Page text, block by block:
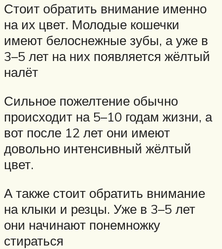
Стоит обратить внимание именно
на их цвет. Молодые кошечки
имеют белоснежные зубы, а уже в
3–5 лет на них появляется жёлтый
налёт
Сильное пожелтение обычно
происходит на 5–10 годам жизни, а
вот после 12 лет они имеют
довольно интенсивный жёлтый
цвет.
А также стоит обратить внимание
на клыки и резцы. Уже в 3–5 лет
они начинают понемножку
стираться